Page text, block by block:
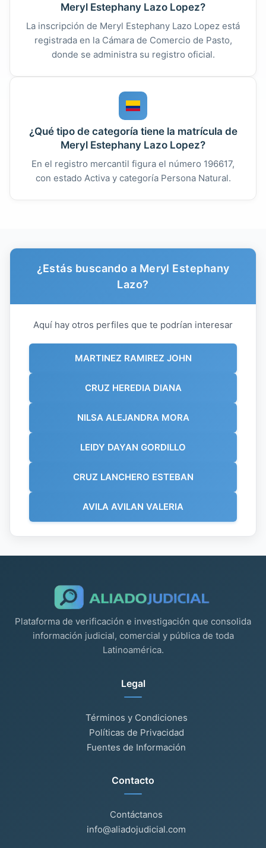
Meryl Estephany Lazo Lopez?
La inscripción de Meryl Estephany Lazo Lopez está
registrada en la Cámara de Comercio de Pasto,
donde se administra su registro oficial.
¿Qué tipo de categoría tiene la matrícula de
Meryl Estephany Lazo Lopez?
En el registro mercantil figura el número 196617,
con estado Activa y categoría Persona Natural.
¿Estás buscando a Meryl Estephany
Lazo?
Aquí hay otros perfiles que te podrían interesar
MARTINEZ RAMIREZ JOHN
CRUZ HEREDIA DIANA
NILSA ALEJANDRA MORA
LEIDY DAYAN GORDILLO
CRUZ LANCHERO ESTEBAN
AVILA AVILAN VALERIA
Plataforma de verificación e investigación que consolida
información judicial, comercial y pública de toda
Latinoamérica.
Legal
Términos y Condiciones
Políticas de Privacidad
Fuentes de Información
Contacto
Contáctanos
info@aliadojudicial.com